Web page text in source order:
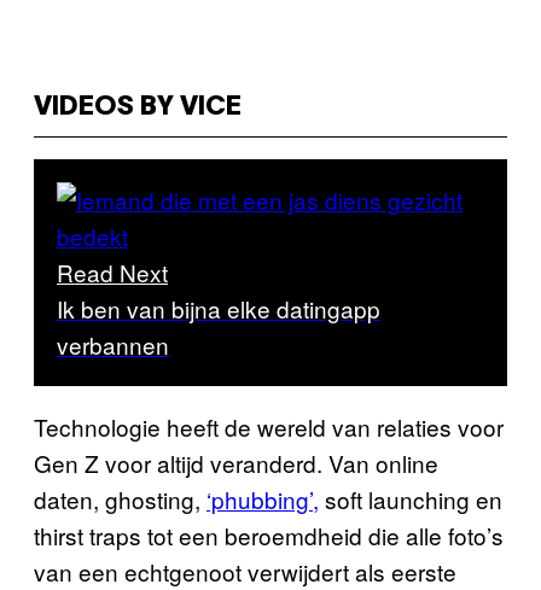
VIDEOS BY VICE
Read Next
Ik ben van bijna elke datingapp
verbannen
Technologie heeft de wereld van relaties voor
Gen Z voor altijd veranderd. Van online
daten, ghosting, ‘phubbing’, soft launching en
thirst traps tot een beroemdheid die alle foto’s
van een echtgenoot verwijdert als eerste